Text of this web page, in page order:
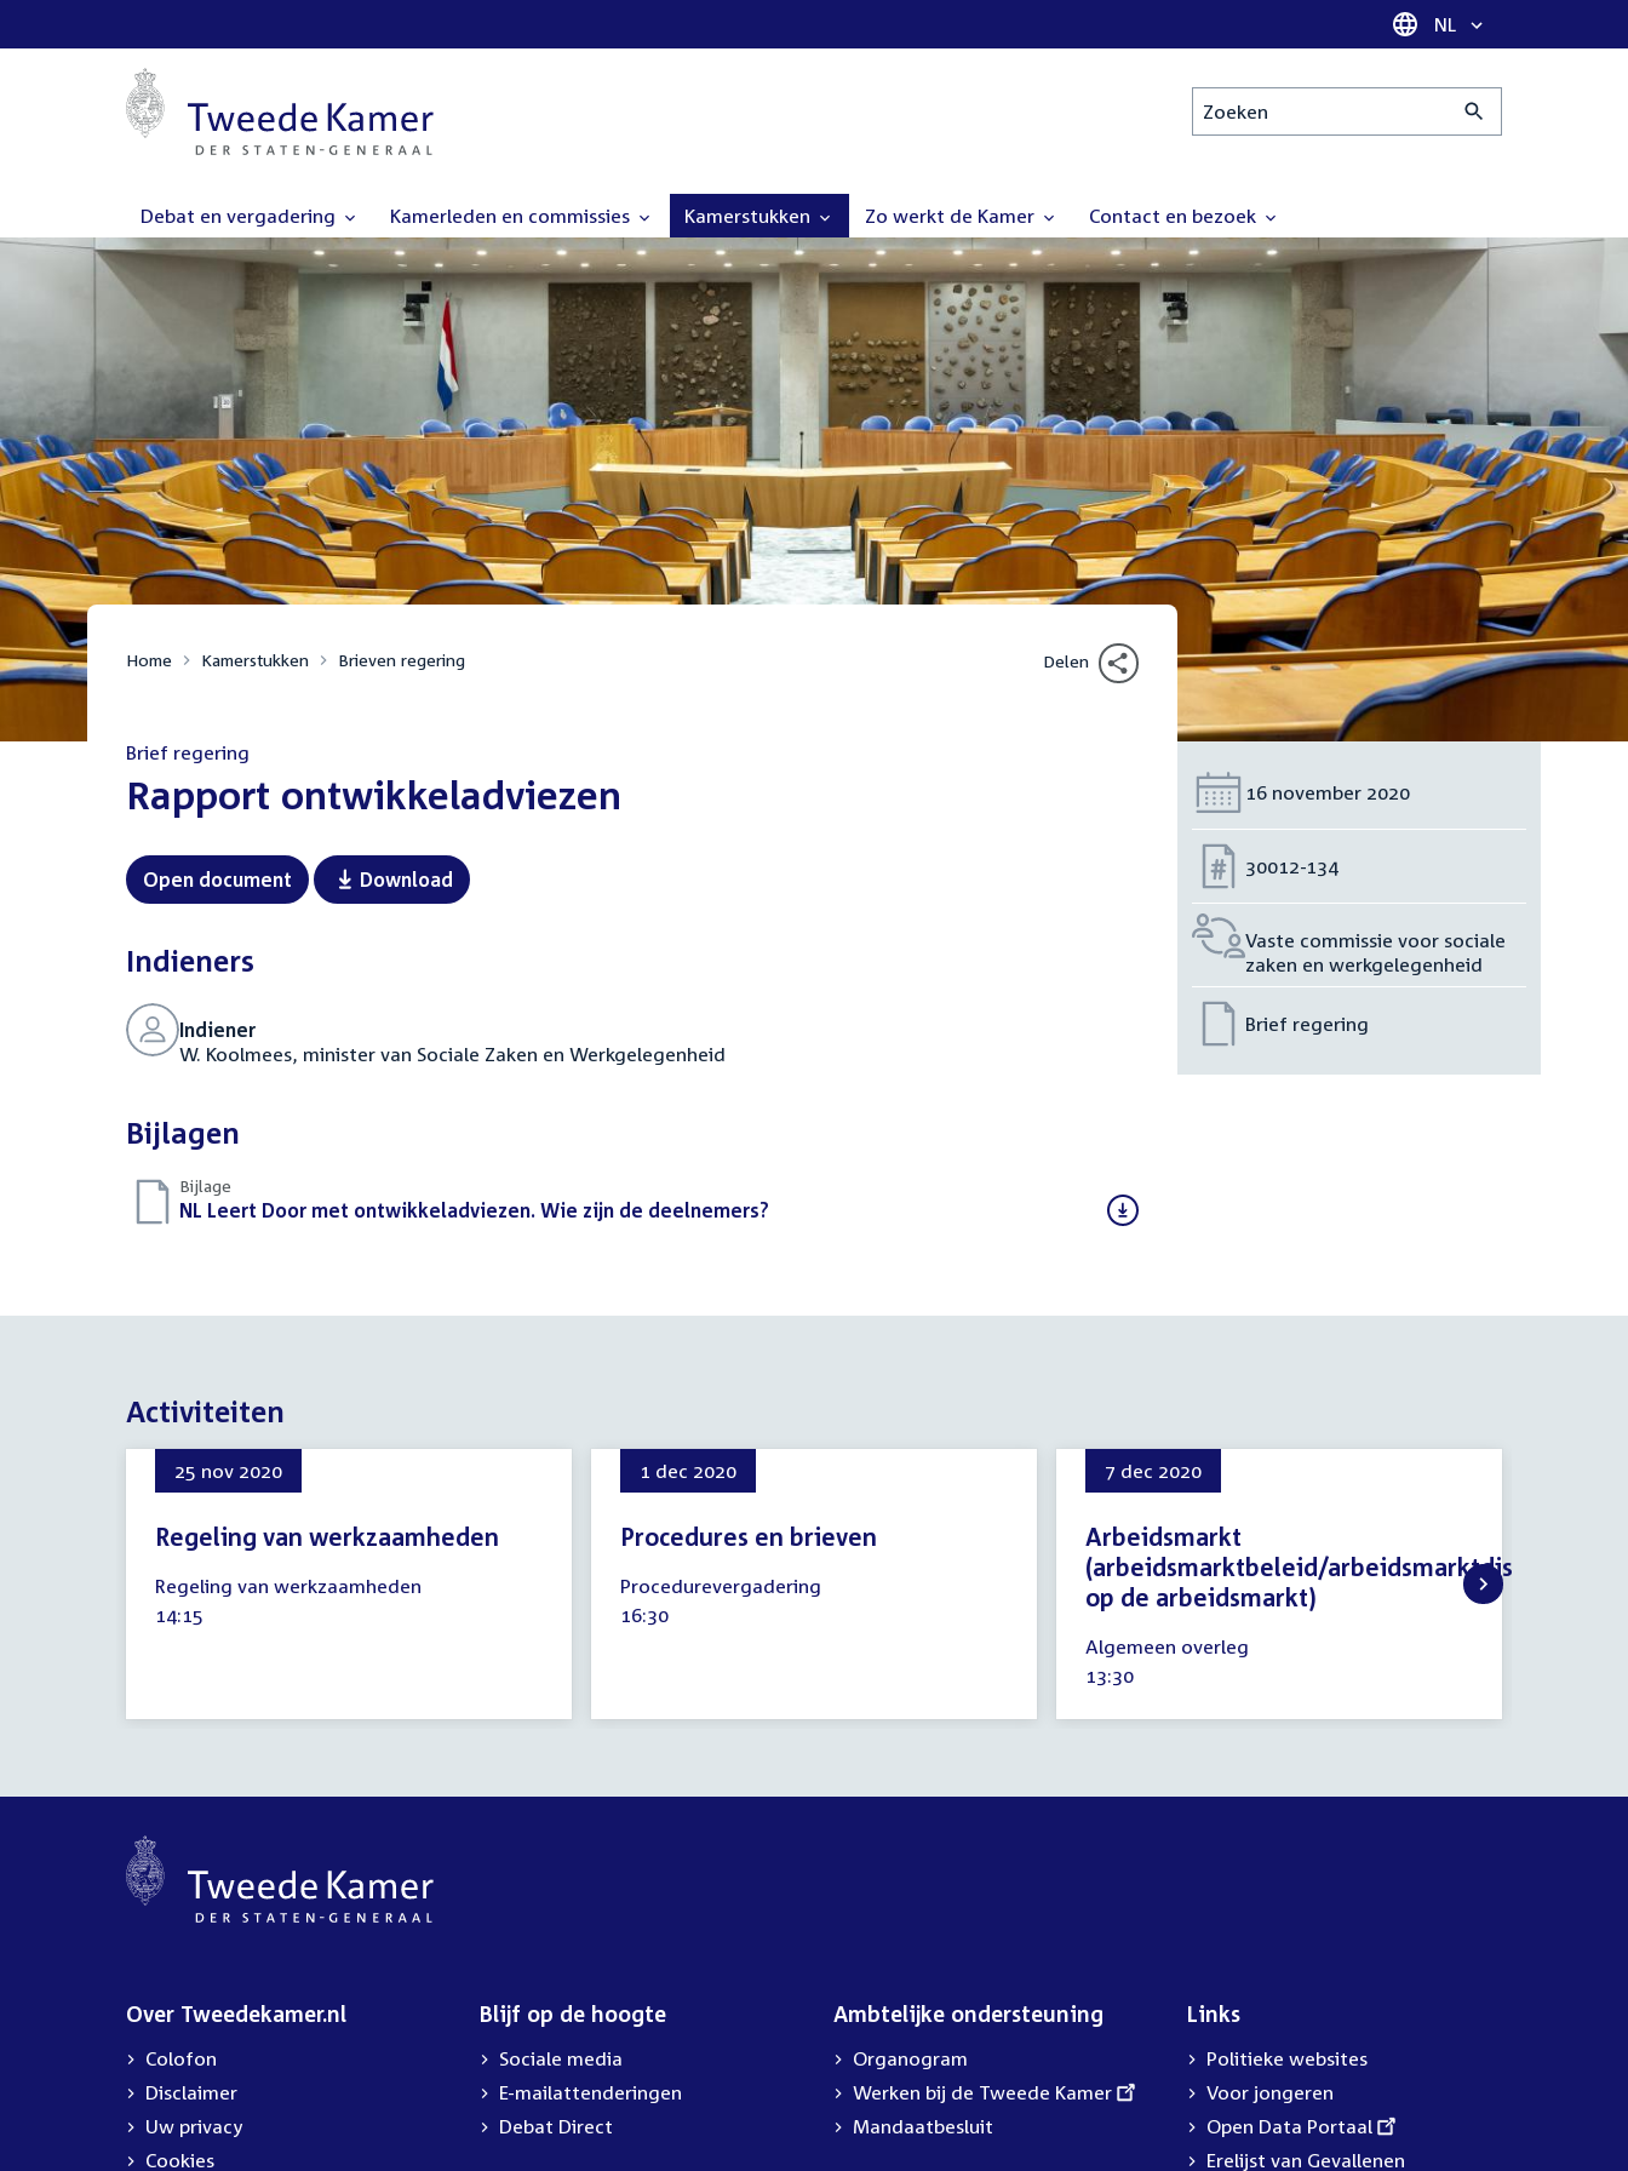
Taal selectie
NL
Zoeken
Debat en vergadering Kamerleden en commissies Kamerstukken Zo werkt de Kamer Contact en bezoek
Home Kamerstukken Brieven regering Delen
Brief regering
:Rapport ontwikkeladviezen
Open document Download
Indieners
Indiener
W. Koolmees, minister van Sociale Zaken en Werkgelegenheid
Bijlagen
Bijlage
Download
NL Leert Door met ontwikkeladviezen. Wie zijn de deelnemers?
Datum:
16 november 2020
Nummer:
30012-134
Vaste commissie voor sociale
zaken en werkgelegenheid
Brief regering
Activiteiten
25 nov 2020
Regeling van werkzaamheden
november
2020
Regeling van werkzaamheden
Tijd
14:15
1 dec 2020
Procedures en brieven
december
2020
Procedurevergadering
Tijd
16:30
7 dec 2020
Arbeidsmarkt
(arbeidsmarktbeleid/
op de arbeidsmarkt)
december
2020
Algemeen overleg
Tijd
13:30
Over Tweedekamer.nl
Colofon
Disclaimer
Uw privacy
Cookies
Blijf op de hoogte
Sociale media
E-mailattenderingen
Debat Direct
Ambtelijke ondersteuning
Organogram
External
link:
Werken bij de Tweede Kamer
Mandaatbesluit
Links
Politieke websites
Voor jongeren
External
link:
Open Data Portaal
Erelijst van Gevallenen